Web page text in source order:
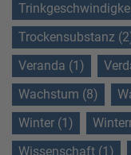
Trockensubstanz
Veranda (1)
Wachstum (8)
Winter (1)
Wissenschaft (1)